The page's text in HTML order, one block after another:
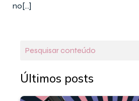
no[…]
Últimos posts